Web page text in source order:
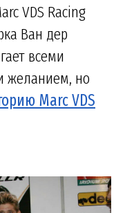
VDS Racing
Ван дер
всеми
желанием, но
Marc VDS